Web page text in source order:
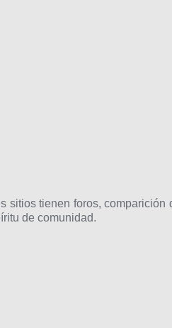
sitios tienen foros, comparición
de comunidad.